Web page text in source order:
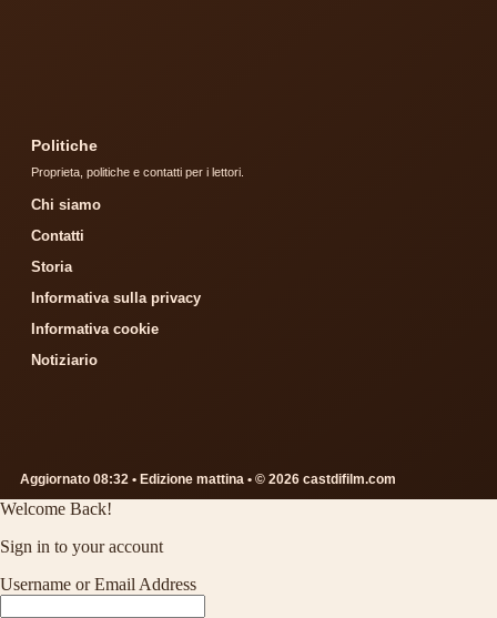
Politiche
Proprieta, politiche e contatti per i lettori.
Chi siamo
Contatti
Storia
Informativa sulla privacy
Informativa cookie
Notiziario
Aggiornato 08:32 • Edizione mattina • © 2026 castdifilm.com
Welcome Back!
Sign in to your account
Username or Email Address